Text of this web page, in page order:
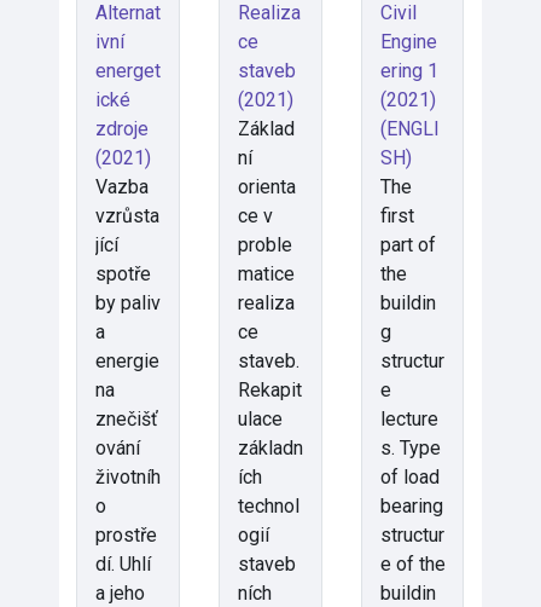
Alternat
ivní
energet
ické
zdroje
(2021)
Vazba
vzrůsta
jící
spotře
by paliv
a
energie
na
znečišť
ování
životníh
o
prostře
dí. Uhlí
a jeho
Realiza
ce
staveb
(2021)
Základ
ní
orienta
ce v
proble
matice
realiza
ce
staveb.
Rekapit
ulace
základn
ích
technol
ogií
staveb
ních
Civil
Engine
ering 1
(2021)
(ENGLI
SH)
The
first
part of
the
buildin
g
structur
e
lecture
s. Type
of load
bearing
structur
e of the
buildin